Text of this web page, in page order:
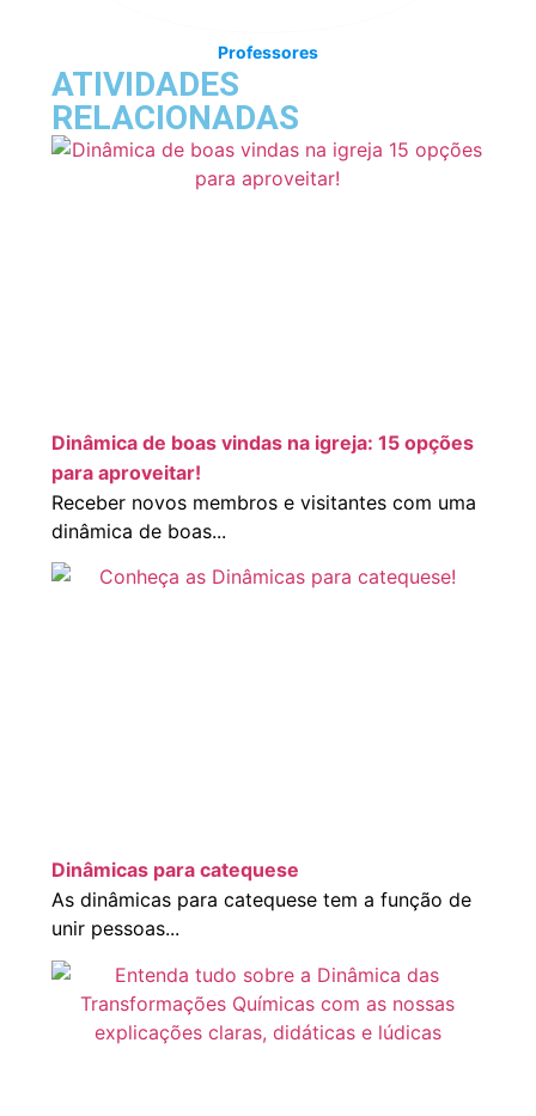
Professores
ATIVIDADES
RELACIONADAS
Dinâmica de boas vindas na igreja: 15 opções
para aproveitar!
Receber novos membros e visitantes com uma
dinâmica de boas...
Dinâmicas para catequese
As dinâmicas para catequese tem a função de
unir pessoas...